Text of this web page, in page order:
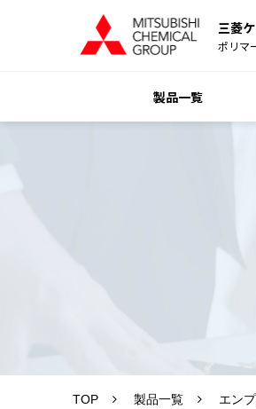
三菱
ポリマ
製品一覧
TOP 製品一覧 エン